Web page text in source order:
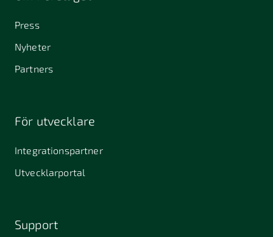
Press
Nyheter
Partners
För utvecklare
Integrationspartner
Utvecklarportal
Support